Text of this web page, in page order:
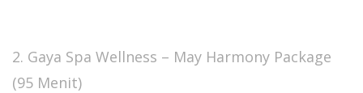
2. Gaya Spa Wellness – May Harmony Package
(95 Menit)